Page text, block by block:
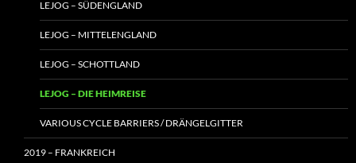
LEJOG – SÜDENGLAND
LEJOG – MITTELENGLAND
LEJOG – SCHOTTLAND
LEJOG – DIE HEIMREISE
VARIOUS CYCLE BARRIERS / DRÄNGELGITTER
2019 – FRANKREICH